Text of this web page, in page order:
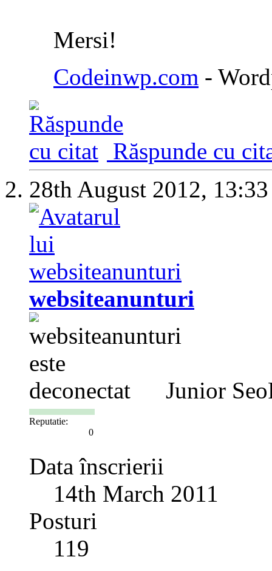
Mersi!
Codeinwp.com -
Răspunde cu
28th August 2012, 13:33
websiteanunturi
Junior
Reputatie:
0
Data înscrierii
14th March 2011
Posturi
119